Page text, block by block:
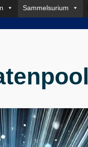
Sammelsurium